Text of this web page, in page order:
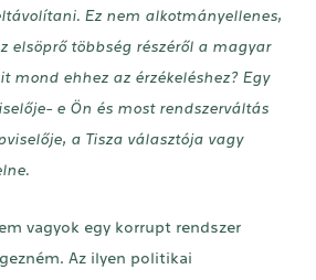
Ez nem alkotmányellenes,
elsöprő többség részéről a magyar
mond ehhez az érzékeléshez? Egy
e Ön és most rendszerváltás
a Tisza választója vagy
vagyok egy korrupt rendszer
Az ilyen politikai